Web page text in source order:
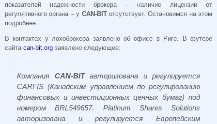
показателей надежности брокера – наличие лицензии от
регулятивного органа – у CAN-BITотсутствует. Остановимся на этом
подробнее.
В контактах у лохоброкера заявлено об офисе в Риге. В футере
сайта can-bit.org заявлено следующее:
Компания CAN-BITавторизована и регулируется
CARFIS (Канадским управлением по регулированию
финансовых и инвестиционных ценных бумаг) под
номером BRL549657. Platinum Shares Solutions
авторизована и регулируется Европейским